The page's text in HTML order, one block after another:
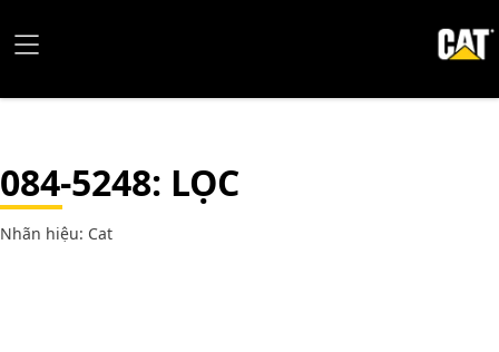
084-5248: LỌC
Nhãn hiệu: Cat